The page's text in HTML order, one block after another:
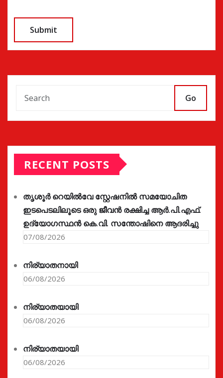
Go
RECENT POSTS
തൃശൂർ റെയിൽവേ സ്റ്റേഷനിൽ സമയോചിത
ഇടപെടലിലൂടെ ഒരു ജീവൻ രക്ഷിച്ച ആർ.പി.എഫ്.
ഉദ്യോഗസ്ഥൻ കെ.വി. സന്തോഷിനെ ആദരിച്ചു
07/08/2026
നിര്യാതനായി
06/08/2026
നിര്യാതയായി
06/08/2026
നിര്യാതയായി
06/08/2026